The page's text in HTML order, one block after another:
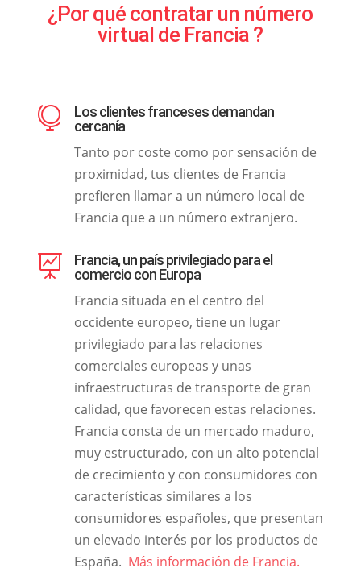
¿Por qué contratar un número
virtual de Francia ?

Los clientes franceses demandan
cercanía
Tanto por coste como por sensación de
proximidad, tus clientes de Francia
prefieren llamar a un número local de
Francia que a un número extranjero.

Francia, un país privilegiado para el
comercio con Europa
Francia situada en el centro del
occidente europeo, tiene un lugar
privilegiado para las relaciones
comerciales europeas y unas
infraestructuras de transporte de gran
calidad, que favorecen estas relaciones.
Francia consta de un mercado maduro,
muy estructurado, con un alto potencial
de crecimiento y con consumidores con
características similares a los
consumidores españoles, que presentan
un elevado interés por los productos de
España. Más información de Francia.